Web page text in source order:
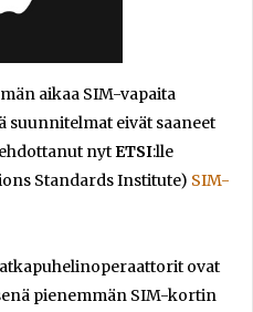
aikaa SIM-vapaita
suunnitelmat eivät saaneet
nytETSI:lle
Standards Institute) SIM-
ovat
pienemmän SIM-kortin